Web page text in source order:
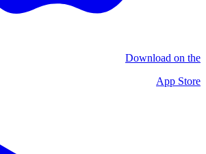
Download on the
App Store